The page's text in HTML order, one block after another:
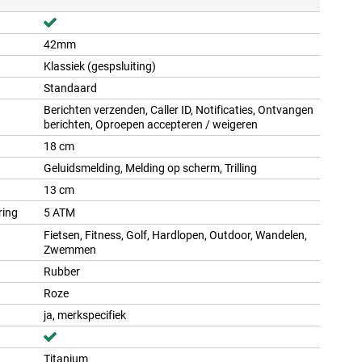
42mm
Klassiek (gespsluiting)
Standaard
Berichten verzenden, Caller ID, Notificaties, Ontvangen
berichten, Oproepen accepteren / weigeren
18 cm
Geluidsmelding, Melding op scherm, Trilling
13 cm
5 ATM
Fietsen, Fitness, Golf, Hardlopen, Outdoor, Wandelen,
Zwemmen
Rubber
Roze
ja, merkspecifiek
Titanium